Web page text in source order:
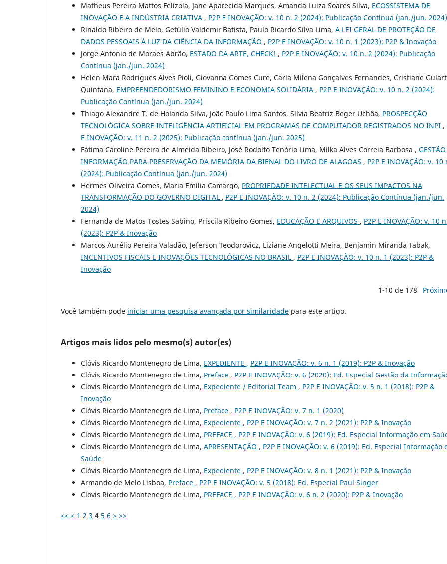
Matheus Pereira Mattos Felizola, Jane Aparecida Marques, Amanda Luiza Soares Silva, ECOSSISTEMA DE
INOVAÇÃO E A INDÚSTRIA CRIATIVA , P2P E INOVAÇÃO: v. 10 n. 2 (2024): Publicação Contínua (jan./jun. 2024)
Rinaldo Ribeiro de Melo, Getúlio Valdemir Batista, Paulo Ricardo Silva Lima, A LEI GERAL DE PROTEÇÃO DE
DADOS PESSOAIS À LUZ DA CIÊNCIA DA INFORMAÇÃO , P2P E INOVAÇÃO: v. 10 n. 1 (2023): P2P & Inovação
Jorge Antonio de Moraes Abrão, ESTADO DA ARTE, CHECK! , P2P E INOVAÇÃO: v. 10 n. 2 (2024): Publicação
Contínua (jan./jun. 2024)
Helen Mara Rodrigues Alves Pioli, Giovanna Gomes Cure, Carla Milena Gonçalves Fernandes, Cristiane
Quintana, EMPREENDEDORISMO FEMININO E ECONOMIA SOLIDÁRIA , P2P E INOVAÇÃO: v. 10 n. 2 (2024):
Publicação Contínua (jan./jun. 2024)
Thiago Alexandre T. de Holanda Silva, João Paulo Lima Santos, Sílvia Beatriz Beger Uchôa, PROSPECÇÃO
TECNOLÓGICA SOBRE INTELIGÊNCIA ARTIFICIAL EM PROGRAMAS DE COMPUTADOR REGISTRADOS NO INPI ,
E INOVAÇÃO: v. 11 n. 2 (2025): Publicação contínua (jan./jun. 2025)
Fátima Caroline Pereira de Almeida Ribeiro, José Rodolfo Tenório Lima, Milka Alves Correia Barbosa ,
INFORMAÇÃO PARA PRESERVAÇÃO DA MEMÓRIA DA BIENAL DO LIVRO DE ALAGOAS , P2P E INOVAÇÃO: v. 10
(2024): Publicação Contínua (jan./jun. 2024)
Hermes Oliveira Gomes, Maria Emilia Camargo, PROPRIEDADE INTELECTUAL E OS SEUS IMPACTOS NA
TRANSFORMAÇÃO DO GOVERNO DIGITAL , P2P E INOVAÇÃO: v. 10 n. 2 (2024): Publicação Contínua (jan./jun.
2024)
Fernanda de Matos Tostes Sabino, Priscila Ribeiro Gomes, EDUCAÇÃO E ARQUIVOS , P2P E INOVAÇÃO: v. 10
(2023): P2P & Inovação
Marcos Aurélio Pereira Valadão, Jeferson Teodorovicz, Liziane Angelotti Meira, Benjamin Miranda Tabak,
INCENTIVOS FISCAIS E INOVAÇÕES TECNOLÓGICAS NO BRASIL , P2P E INOVAÇÃO: v. 10 n. 1 (2023): P2P &
Inovação
1-10 de 178
Você também pode iniciar uma pesquisa avançada por similaridade para este artigo.
Artigos mais lidos pelo mesmo(s) autor(es)
Clóvis Ricardo Montenegro de Lima, EXPEDIENTE , P2P E INOVAÇÃO: v. 6 n. 1 (2019): P2P & Inovação
Clóvis Ricardo Montenegro de Lima, Preface , P2P E INOVAÇÃO: v. 6 (2020): Ed. Especial Gestão da
Clovis Ricardo Montenegro de Lima, Expediente / Editorial Team , P2P E INOVAÇÃO: v. 5 n. 1 (2018): P2P &
Inovação
Clóvis Ricardo Montenegro de Lima, Preface , P2P E INOVAÇÃO: v. 7 n. 1 (2020)
Clóvis Ricardo Montenegro de Lima, Expediente , P2P E INOVAÇÃO: v. 7 n. 2 (2021): P2P & Inovação
Clovis Ricardo Montenegro de Lima, PREFACE , P2P E INOVAÇÃO: v. 6 (2019): Ed. Especial Informação em
Clovis Ricardo Montenegro de Lima, APRESENTAÇÃO , P2P E INOVAÇÃO: v. 6 (2019): Ed. Especial Informação
Saúde
Clóvis Ricardo Montenegro de Lima, Expediente , P2P E INOVAÇÃO: v. 8 n. 1 (2021): P2P & Inovação
Armando de Melo Lisboa, Preface , P2P E INOVAÇÃO: v. 5 (2018): Ed. Especial Paul Singer
Clovis Ricardo Montenegro de Lima, PREFACE , P2P E INOVAÇÃO: v. 6 n. 2 (2020): P2P & Inovação
<< < 1 2 3 4 5 6 > >>